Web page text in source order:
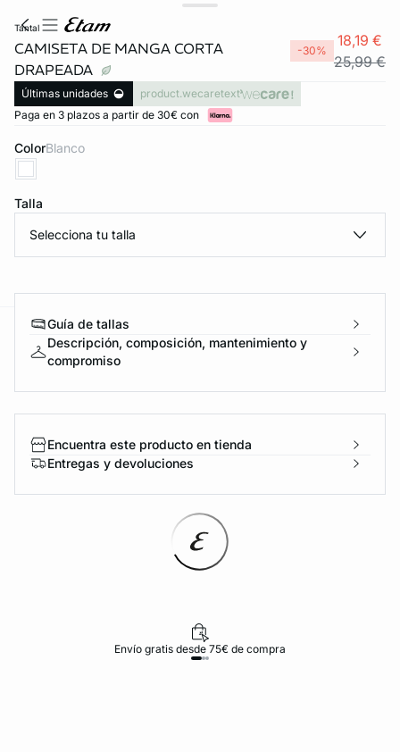
tantal
CAMISETA DE MANGA CORTA
DRAPEADA
-30%
18,19 €
25,99 €
Últimas unidades
product.wecaretext
Paga en 3 plazos a partir de 30€ con
Color blanco
Talla
Selecciona tu talla
Guía de tallas
Descripción, composición, mantenimiento y
compromiso
Encuentra este producto en tienda
Entregas y devoluciones
Envío gratis desde 75€ de compra